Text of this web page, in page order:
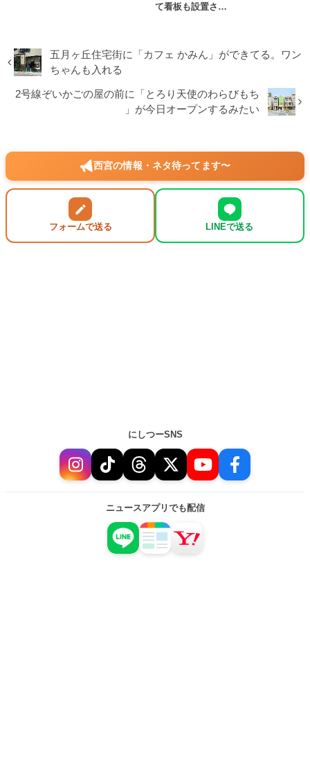
て看板も設置さ…
五月ヶ丘住宅街に「カフェ かみん」ができてる。ワン
ちゃんも入れる
2号線ぞいかごの屋の前に「とろり天使のわらびもち
」が今日オープンするみたい
西宮の情報・ネタ待ってます〜
フォームで送る LINEで送る
にしつーSNS
ニュースアプリでも配信